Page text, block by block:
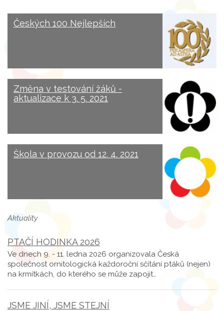
Českých 100 Nejlepších
Změna v testování žáků -
aktualizace k 3. 5. 2021
Škola v provozu od 12. 4. 2021
Aktuality
PTAČÍ HODINKA 2026
Ve dnech 9. - 11. ledna 2026 organizovala Česká
společnost ornitologická každoroční sčítání ptáků (nejen)
na krmítkách, do kterého se může zapojit…
JSME JINÍ, JSME STEJNÍ